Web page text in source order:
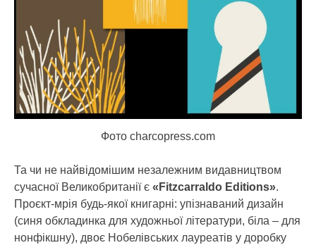
Фото charcopress.com
Та чи не найвідомішим незалежним видавництвом
сучасної Великобританії є «Fitzcarraldo Editions».
Проєкт-мрія будь-якої книгарні: упізнаваний дизайн
(синя обкладинка для художньої літератури, біла – для
нонфікшну), двоє Нобелівських лауреатів у доробку